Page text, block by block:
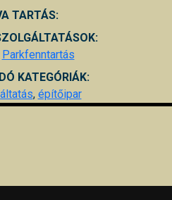
TARTÁS:
Parkfenntartás
KATEGÓRIÁK:
, építőipar